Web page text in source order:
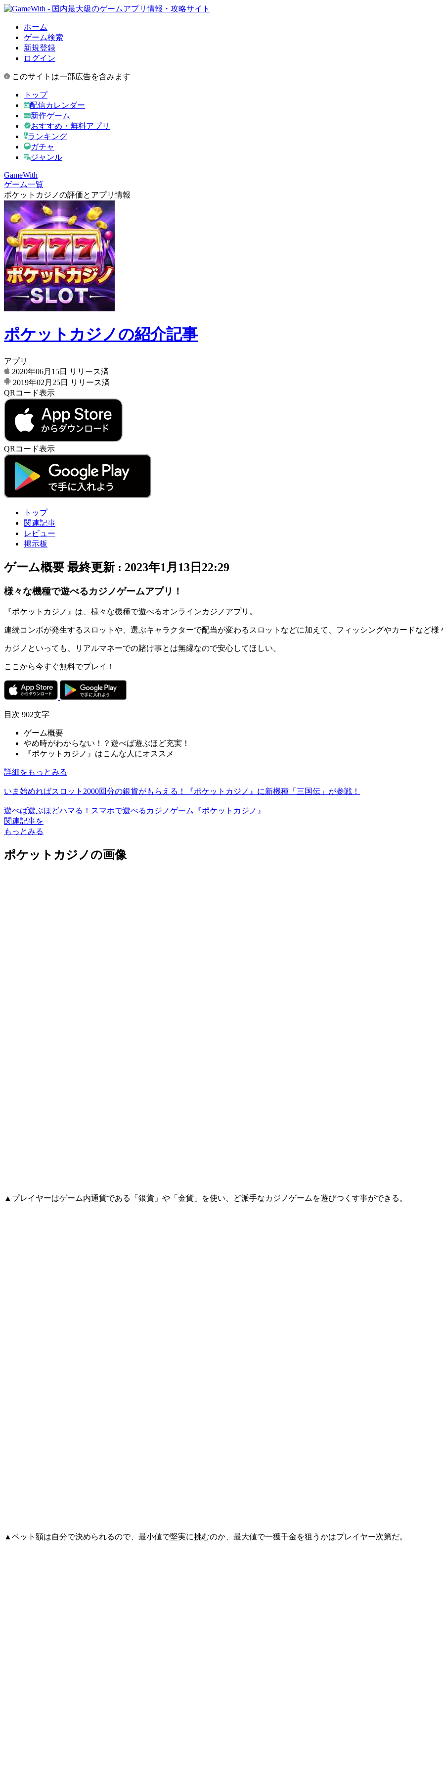
ホーム
ゲーム検索
新規登録
ログイン
このサイトは一部広告を含みます
トップ
配信カレンダー
新作ゲーム
おすすめ・無料アプリ
ランキング
ガチャ
ジャンル
GameWith
ゲーム一覧
ポケットカジノの評価とアプリ情報
ポケットカジノの紹介記事
アプリ
2020年06月15日
リリース済
2019年02月25日
リリース済
QRコード表示
QRコード表示
トップ
関連記事
レビュー
掲示板
ゲーム概要 最終更新 : 2023年1月13日22:29
様々な機種で遊べるカジノゲームアプリ！
『ポケットカジノ』は、様々な機種で遊べるオンラインカジノアプリ 。
連続コンボが発生するスロットや、選ぶキャラクターで配当が変わるスロットなどに加えて、 フィッシングやカードなど様
カジノといっても、リアルマネーでの賭け事とは無縁なので安心してほしい。
ここから今すぐ無料でプレイ！
目次 902文字
ゲーム概要
やめ時がわからない！？遊べば遊ぶほど充実！
『ポケットカジノ』はこんな人にオススメ
詳細をもっとみる
いま始めればスロット2000回分の銀貨がもらえる！『ポケットカジノ』に新機種「三国伝」が参戦！
遊べば遊ぶほどハマる！スマホで遊べるカジノゲーム『ポケットカジノ』
関連記事を
もっとみる
ポケットカジノの画像
▲プレイヤーはゲーム内通貨である「銀貨」や「金貨」を使い、ど派手なカジノゲームを遊びつくす事ができる。
▲ベット額は自分で決められるので、最小値で堅実に挑むのか、最大値で一獲千金を狙うかはプレイヤー次第だ。